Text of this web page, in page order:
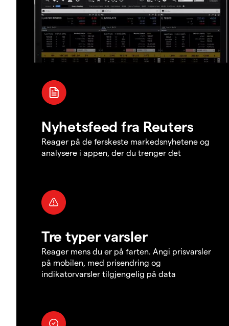
Nyhetsfeed fra Reuters
Reager på de ferskeste markedsnyhetene og
analysere i appen, der du trenger det
Tre typer varsler
Reager mens du er på farten. Angi prisvarsler
på mobilen, med prisendring og
indikatorvarsler tilgjengelig på data